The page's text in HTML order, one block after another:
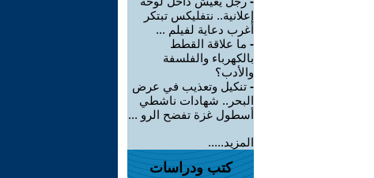
إعلانية.. نتفليكس تبتكر
أغرب دعاية لفيلم ...
- ما علاقة القطط
بالكهرباء والفلسفة
والأدب؟
- تنكيل وتعذيب في عرض
البحر.. شهادات ناشطي
أسطول غزة تفضح الرو ...
المزيد.....
كتب ودراسات